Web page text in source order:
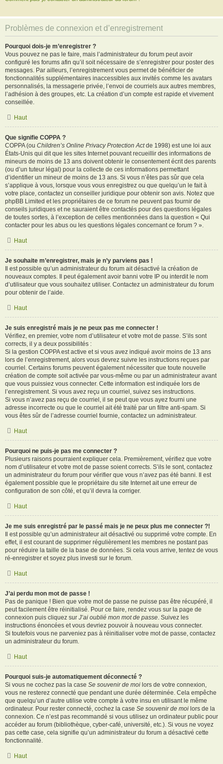
Problèmes de connexion et d’enregistrement
Pourquoi dois-je m’enregistrer ?
Vous pouvez ne pas le faire, mais l’administrateur du forum peut avoir
configuré les forums afin qu’il soit nécessaire de s’enregistrer pour poster des
messages. Par ailleurs, l’enregistrement vous permet de bénéficier de
fonctionnalités supplémentaires inaccessibles aux invités comme les avatars
personnalisés, la messagerie privée, l’envoi de courriels aux autres membres,
l’adhésion à des groupes, etc. La création d’un compte est rapide et vivement
conseillée.
Haut
Que signifie COPPA ?
COPPA (ou Children’s Online Privacy Protection Actde 1998) est une loi aux
États-Unis qui dit que les sites Internet pouvant recueillir des informations de
mineurs de moins de 13 ans doivent obtenir le consentement écrit des parents
(ou d’un tuteur légal) pour la collecte de ces informations permettant
d’identifier un mineur de moins de 13 ans. Si vous n’êtes pas sûr que cela
s’applique à vous, lorsque vous vous enregistrez ou que quelqu’un le fait à
votre place, contactez un conseiller juridique pour obtenir son avis. Notez que
phpBB Limited et les propriétaires de ce forum ne peuvent pas fournir de
conseils juridiques et ne sauraient être contactés pour des questions légales
de toutes sortes, à l’exception de celles mentionnées dans la question « Qui
contacter pour les abus ou les questions légales concernant ce forum ? ».
Haut
Je souhaite m’enregistrer, mais je n’y parviens pas !
Il est possible qu’un administrateur du forum ait désactivé la création de
nouveaux comptes. Il peut également avoir banni votre IP ou interdit le nom
d’utilisateur que vous souhaitez utiliser. Contactez un administrateur du forum
pour obtenir de l’aide.
Haut
Je suis enregistré mais je ne peux pas me connecter !
Vérifiez, en premier, votre nom d’utilisateur et votre mot de passe. S’ils sont
corrects, il y a deux possibilités :
Si la gestion COPPA est active et si vous avez indiqué avoir moins de 13 ans
lors de l’enregistrement, alors vous devrez suivre les instructions reçues par
courriel. Certains forums peuvent également nécessiter que toute nouvelle
création de compte soit activée par vous-même ou par un administrateur avant
que vous puissiez vous connecter. Cette information est indiquée lors de
l’enregistrement. Si vous avez reçu un courriel, suivez ses instructions.
Si vous n’avez pas reçu de courriel, il se peut que vous ayez fourni une
adresse incorrecte ou que le courriel ait été traité par un filtre anti-spam. Si
vous êtes sûr de l’adresse courriel fournie, contactez un administrateur.
Haut
Pourquoi ne puis-je pas me connecter ?
Plusieurs raisons pourraient expliquer cela. Premièrement, vérifiez que votre
nom d’utilisateur et votre mot de passe soient corrects. S’ils le sont, contactez
un administrateur du forum pour vérifier que vous n’avez pas été banni. Il est
également possible que le propriétaire du site Internet ait une erreur de
configuration de son côté, et qu’il devra la corriger.
Haut
Je me suis enregistré par le passé mais je ne peux plus me connecter ?!
Il est possible qu’un administrateur ait désactivé ou supprimé votre compte. En
effet, il est courant de supprimer régulièrement les membres ne postant pas
pour réduire la taille de la base de données. Si cela vous arrive, tentez de vous
ré-enregistrer et soyez plus investi sur le forum.
Haut
J’ai perdu mon mot de passe !
Pas de panique ! Bien que votre mot de passe ne puisse pas être récupéré, il
peut facilement être réinitialisé. Pour ce faire, rendez vous sur la page de
connexion puis cliquez sur J’ai oublié mon mot de passe. Suivez les
instructions énoncées et vous devriez pouvoir à nouveau vous connecter.
Si toutefois vous ne parveniez pas à réinitialiser votre mot de passe, contactez
un administrateur du forum.
Haut
Pourquoi suis-je automatiquement déconnecté ?
Si vous ne cochez pas la case Se souvenir de moi lors de votre connexion,
vous ne resterez connecté que pendant une durée déterminée. Cela empêche
que quelqu’un d’autre utilise votre compte à votre insu en utilisant le même
ordinateur. Pour rester connecté, cochez la case Se souvenir de moi lors de la
connexion. Ce n’est pas recommandé si vous utilisez un ordinateur public pour
accéder au forum (bibliothèque, cyber-café, université, etc.). Si vous ne voyez
pas cette case, cela signifie qu’un administrateur du forum a désactivé cette
fonctionnalité.
Haut